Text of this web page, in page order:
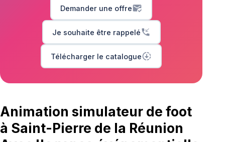
Demander une offremark_email_read
Je souhaite être rappeléphone_callback
Télécharger le cataloguedownloading
Animation simulateur de foot
à Saint-Pierre de la Réunion